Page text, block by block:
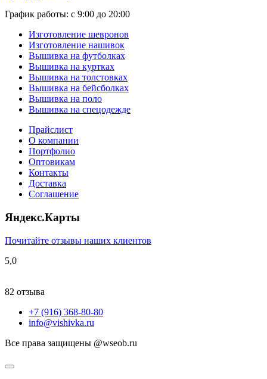
График работы: с 9:00 до 20:00
Изготовление шевронов
Изготовление нашивок
Вышивка на футболках
Вышивка на куртках
Вышивка на толстовках
Вышивка на бейсболках
Вышивка на поло
Вышивка на спецодежде
Прайслист
О компании
Портфолио
Оптовикам
Контакты
Доставка
Соглашение
Яндекс.Карты
Почитайте отзывы наших клиентов
5,0
82 отзыва
+7 (916) 368-80-80
info@vishivka.ru
Все права защищены @wseob.ru